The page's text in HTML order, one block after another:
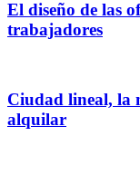
El diseño de las
trabajadores
Ciudad lineal, la
alquilar